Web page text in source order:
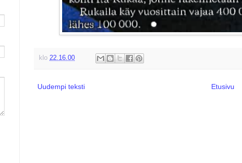
klo 22.16.00
Uudempi teksti Etusivu